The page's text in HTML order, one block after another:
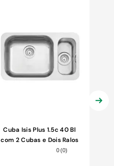
Cuba Isis Plus 1.5c 40 Bl
com 2 Cubas e Dois Ralos
Acetinado Tramontina
0 (0)